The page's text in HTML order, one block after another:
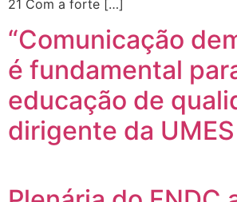
21 Com a forte […]
“Comunicação
é fundamental
educação de
dirigente da UMES